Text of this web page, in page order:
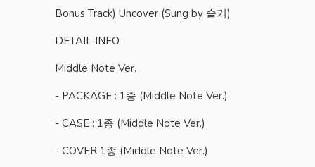
Bonus Track) Uncover (Sung by 슬기)
DETAIL INFO
Middle Note Ver.
- PACKAGE : 1종 (Middle Note Ver.)
- CASE : 1종 (Middle Note Ver.)
- COVER 1종 (Middle Note Ver.)